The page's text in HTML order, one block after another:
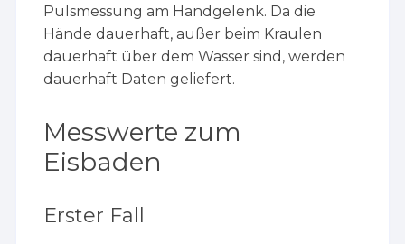
Pulsmessung am Handgelenk. Da die
Hände dauerhaft, außer beim Kraulen
dauerhaft über dem Wasser sind, werden
dauerhaft Daten geliefert.
Messwerte zum
Eisbaden
Erster Fall